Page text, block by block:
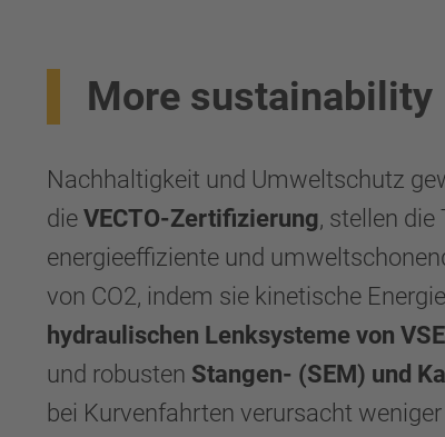
More sustainability
Nachhaltigkeit und Umweltschutz
die VECTO-Zertifizierung, stellen
energieeffiziente und
von CO2, indem sie kinetische
hydraulischen Lenksysteme von VSE
und robusten Stangen- (SEM) und
bei Kurvenfahrten verursacht